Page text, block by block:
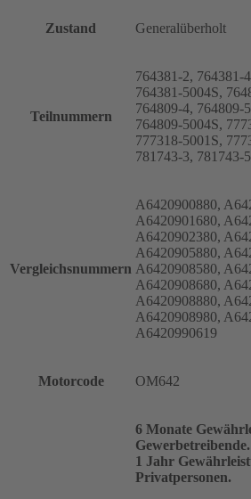
Zustand Generalüberholt
Teilnummern
764381-2, 764381-
764381-5004S,
764809-4, 764809-
764809-5004S,
777318-5001S,
781743-3, 781743-
Vergleichsnummern
A6420900880,
A6420901680,
A6420902380,
A6420905880,
A6420908580,
A6420908680,
A6420908880,
A6420908980,
A6420990619
Motorcode OM642
6 Monate
Gewerbetreibende.
1 Jahr
Privatpersonen.